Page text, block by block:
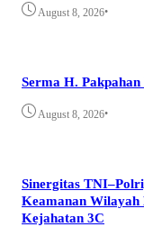
August 8, 2026•
Serma H.
August 8, 2026•
Sinergitas
Keamanan
Kejahatan 3C